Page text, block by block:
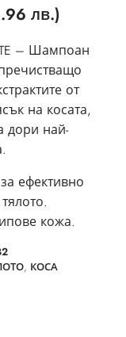
лв.)
е:
1 €
(1.96
лв.).
– Шампоан
от
на косата,
дори най-
ефективно
кожа.
, КОСА